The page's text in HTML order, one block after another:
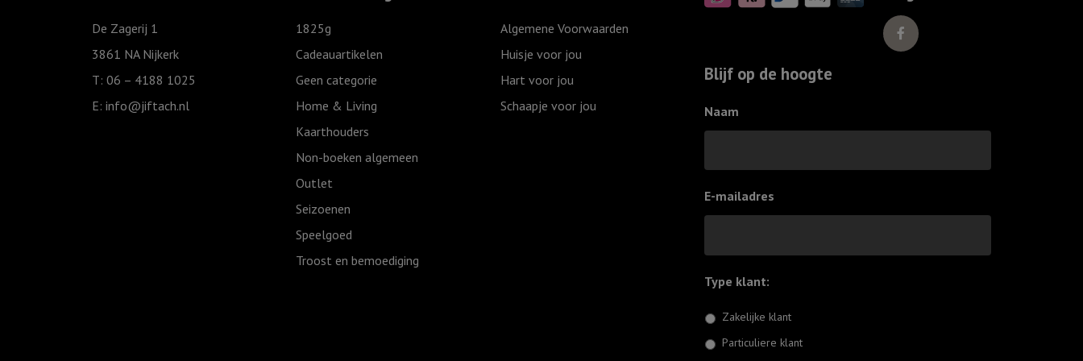
geboren
aantal
De Zagerij 1
3861 NA Nijkerk
T: 06 – 4188 1025
E: info@jiftach.nl
1825g
Cadeauartikelen
Geen categorie
Home & Living
Kaarthouders
Non-boeken algemeen
Outlet
Seizoenen
Speelgoed
Troost en bemoediging
Algemene Voorwaarden
Huisje voor jou
Hart voor jou
Schaapje voor jou
Blijf op de hoogte
Naam
E-mailadres
Type klant:
Zakelijke klant
Particuliere klant